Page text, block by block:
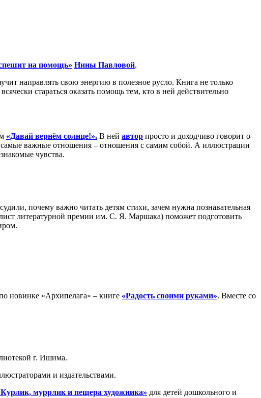
на помощь» Нины Павловой.
направлять свою энергию в полезное русло. Книга не только
стараться оказать помощь тем, кто в ней действительно
«Давай вернём солнце!». В ней автор просто и доходчиво говорит о
важные отношения – отношения с самим собой. А иллюстрации
чувства.
почему важно читать детям стихи, зачем нужна познавательная
литературной премии им. С. Я. Маршака) поможет подготовить
новинке «Архипелага» – книге «Радость своими руками». Вместе со
г. Ишима.
и издательствами.
Курлик, муррлик и пещера художника» для детей дошкольного и